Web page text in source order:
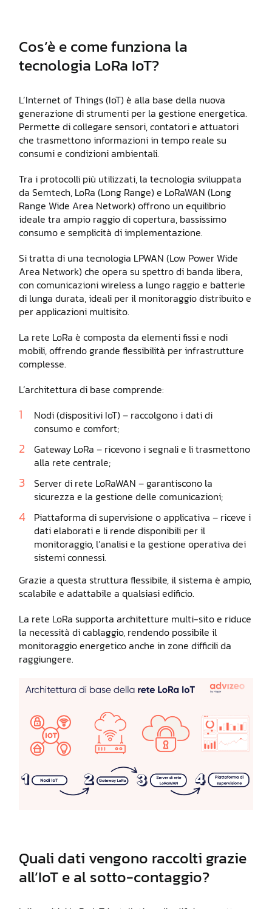
Cos’è e come funziona la
tecnologia LoRa IoT?
L’Internet of Things (IoT) è alla base della nuova
generazione di strumenti per la gestione energetica.
Permette di collegare sensori, contatori e attuatori
che trasmettono informazioni in tempo reale su
consumi e condizioni ambientali.
Tra i protocolli più utilizzati, la tecnologia sviluppata
da Semtech, LoRa (Long Range) e LoRaWAN (Long
Range Wide Area Network) offrono un equilibrio
ideale tra ampio raggio di copertura, bassissimo
consumo e semplicità di implementazione.
Si tratta di una tecnologia LPWAN (Low Power Wide
Area Network) che opera su spettro di banda libera,
con comunicazioni wireless a lungo raggio e batterie
di lunga durata, ideali per il monitoraggio distribuito e
per applicazioni multisito.
La rete LoRa è composta da elementi fissi e nodi
mobili, offrendo grande flessibilità per infrastrutture
complesse.
L’architettura di base comprende:
Nodi (dispositivi IoT) – raccolgono i dati di
consumo e comfort;
Gateway LoRa – ricevono i segnali e li trasmettono
alla rete centrale;
Server di rete LoRaWAN – garantiscono la
sicurezza e la gestione delle comunicazioni;
Piattaforma di supervisione o applicativa – riceve i
dati elaborati e li rende disponibili per il
monitoraggio, l’analisi e la gestione operativa dei
sistemi connessi.
Grazie a questa struttura flessibile, il sistema è ampio,
scalabile e adattabile a qualsiasi edificio.
La rete LoRa supporta architetture multi-sito e riduce
la necessità di cablaggio, rendendo possibile il
monitoraggio energetico anche in zone difficili da
raggiungere.
Quali dati vengono raccolti grazie
all’IoT e al sotto-contaggio?